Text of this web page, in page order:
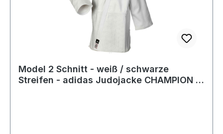
Model 2 Schnitt - weiß / schwarze
Streifen - adidas Judojacke CHAMPION III